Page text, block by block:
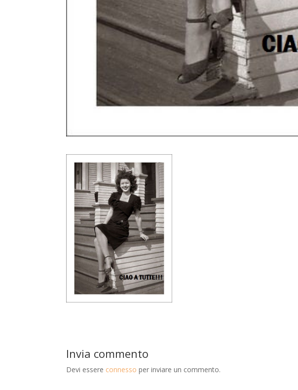
Invia commento
Devi essere connesso per inviare un commento.